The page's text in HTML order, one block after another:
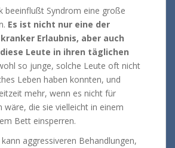
beeinflußt Syndrom eine große
Es ist nicht nur eine der
Erlaubnis, aber auch
Leute in ihren täglichen
so junge, solche Leute oft nicht
Leben haben konnten, und
mehr, wenn es nicht für
wäre, die sie vielleicht in einem
Bett einsperren.
aggressiveren Behandlungen,